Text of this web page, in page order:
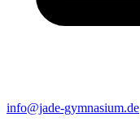
info@jade-gymnasium.de